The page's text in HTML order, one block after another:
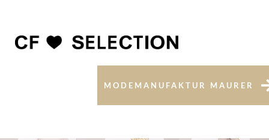
MODEMANUFAKTUR MAURER